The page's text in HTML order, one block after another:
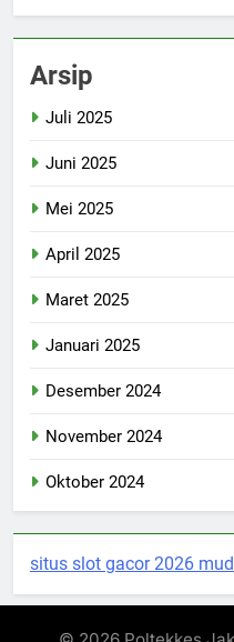
Arsip
Juli 2025
Juni 2025
Mei 2025
April 2025
Maret 2025
Januari 2025
Desember 2024
November 2024
Oktober 2024
situs slot gacor 2026